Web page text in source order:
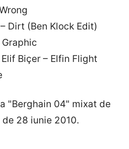
Dirt (Ben Klock Edit)
Graphic
Biçer – Elfin Flight
"Berghain 04" mixat de
28 iunie 2010.